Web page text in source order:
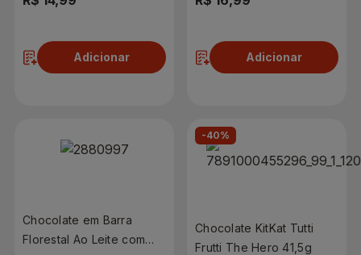
Adicionar Adicionar
Chocolate em Barra
Florestal Ao Leite com
-40%
Chocolate KitKat Tutti
Frutti The Hero 41,5g